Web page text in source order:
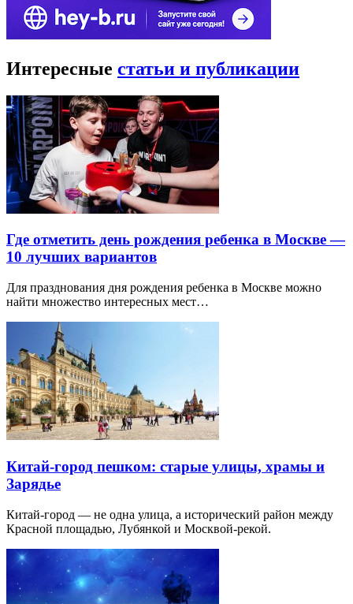
Интересные статьи и публикации
Где отметить день рождения ребенка в Москве —
10 лучших вариантов
Для празднования дня рождения ребенка в Москве можно
найти множество интересных мест…
Китай-город пешком: старые улицы, храмы и
Зарядье
Китай-город — не одна улица, а исторический район между
Красной площадью, Лубянкой и Москвой-рекой.